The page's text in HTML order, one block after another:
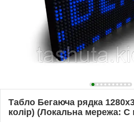
Табло Бегаюча рядка
колір) (Локальна мережа: